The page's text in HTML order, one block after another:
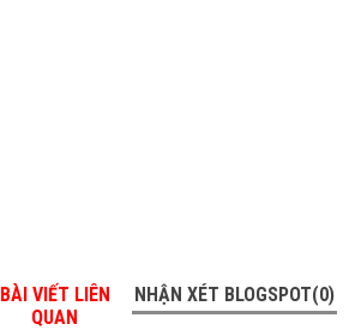
BÀI VIẾT LIÊN
QUAN
NHẬN XÉT BLOGSPOT(0)